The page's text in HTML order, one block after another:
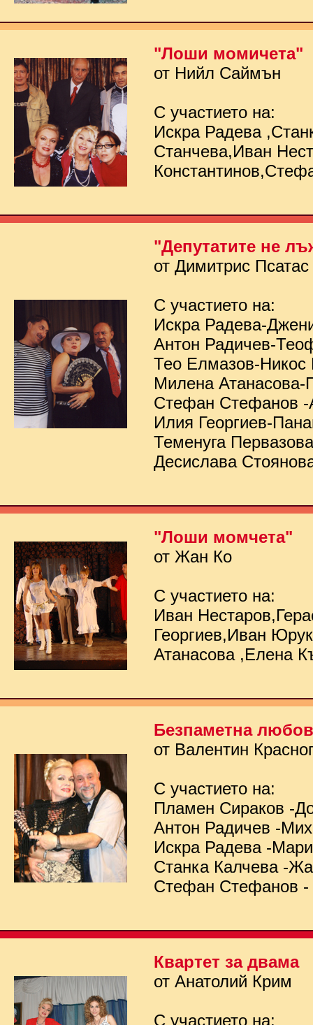
"Лоши момичета"
от Нийл Саймън
С участието на:
Искра Радева
Станчева,Иван
"Депутатите не
от Димитрис Псатас
С участието на:
Искра Радева-
Антон Радичев-
Тео Елмазов-Никос
Милена Атанасова-
Стефан Стефанов -
Илия Георгиев-
Теменуга
Десислава
"Лоши момчета"
от Жан Ко
С участието на:
Иван
Георгиев,Иван
Атанасова ,Елена
Безпаметна любов
от Валентин
С участието на:
Пламен Сираков -
Антон Радичев -
Искра Радева -
Станка Калчева -
Стефан Стефанов
Квартет за двама
от Анатолий Крим
С участието на: